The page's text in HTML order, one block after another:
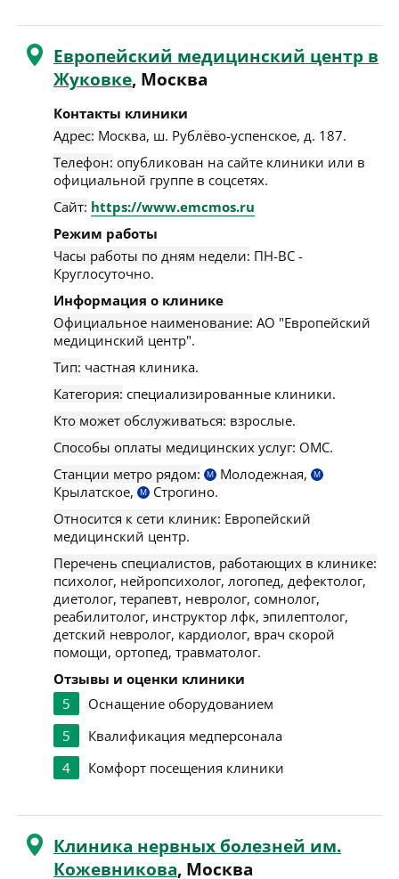
Европейский медицинский центр в
Жуковке, Москва
Контакты клиники
Адрес: Москва, ш. Рублёво-успенское, д. 187.
Телефон: опубликован на сайте клиники или в
официальной группе в соцсетях.
Сайт: https://www.emcmos.ru
Режим работы
Часы работы по дням недели: ПН-ВС -
Круглосуточно.
Информация о клинике
Официальное наименование: АО "Европейский
медицинский центр".
Тип: частная клиника.
Категория: специализированные клиники.
Кто может обслуживаться: взрослые.
Способы оплаты медицинских услуг: ОМС.
Станции метро рядом:
М Молодежная, М
Крылатское, М
Строгино.
Относится к сети клиник: Европейский
медицинский центр.
Перечень специалистов, работающих в клинике:
психолог, нейропсихолог, логопед, дефектолог,
диетолог, терапевт, невролог, сомнолог,
реабилитолог, инструктор лфк, эпилептолог,
детский невролог, кардиолог, врач скорой
помощи, ортопед, травматолог.
Отзывы и оценки клиники
5
Оснащение оборудованием
5
Квалификация медперсонала
4
Комфорт посещения клиники
Клиника нервных болезней им.
Кожевникова, Москва